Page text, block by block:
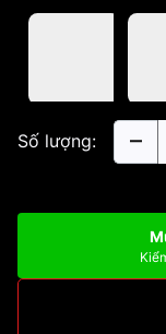
Số lượng: